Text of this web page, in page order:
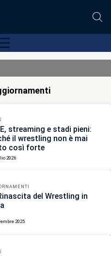
streaming e stadi pieni:
il wrestling non è mai
così forte
2026
del Wrestling in
2025